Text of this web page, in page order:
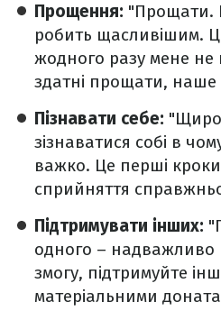
Прощення: "Прощати.
робить щасливішим.
жодного разу мене
здатні прощати,
Пізнавати себе: "Щиро
зізнаватися собі в
важко. Це перші
сприйняття
Підтримувати інших:
одного – надважливо
змогу, підтримуйте
матеріальними